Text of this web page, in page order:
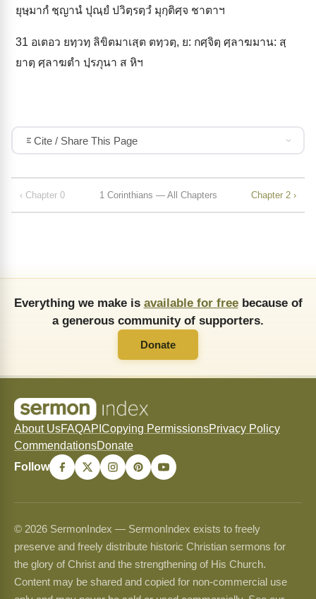
ยุษฺมากํ ชฺญานํ ปุณฺยํ ปวิตฺรตฺวํ มุกฺติศฺจ ชาตาฯ
31 อเตอว ยทฺวทฺ ลิขิตมาเสฺต ตทฺวตฺ, ย: กศฺจิตฺ ศฺลาฆมาน: สฺ
ยาตฺ ศฺลาฆตำ ปฺรภุนา ส หิฯ
Cite / Share This Page
‹ Chapter 0 1 Corinthians — All Chapters Chapter 2 ›
Everything we make is available for freebecause of
a generous community of supporters.
Donate
About UsFAQAPI Copying PermissionsPrivacy Policy
CommendationsDonate
Follow
© 2026 SermonIndex — SermonIndex exists to freely
preserve and freely distribute historic Christian sermons for
the glory of Christ and the strengthening of His Church.
Content may be shared and copied for non-commercial use